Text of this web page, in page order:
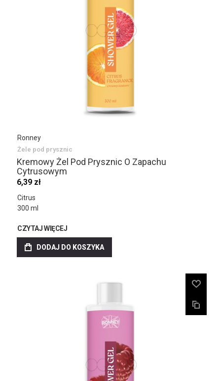
Ronney
Żele pod prysznic
Kremowy Żel Pod Prysznic O Zapachu
Cytrusowym
6,39 zł
Citrus
300 ml
CZYTAJ WIĘCEJ
DODAJ DO KOSZYKA